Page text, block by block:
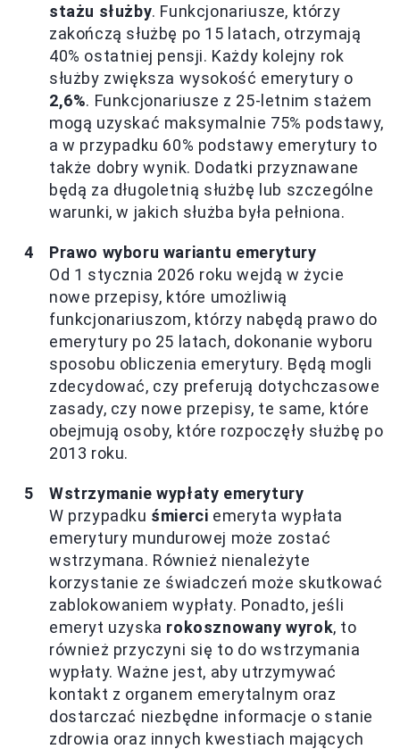
stażu służby. Funkcjonariusze, którzy
zakończą służbę po 15 latach, otrzymają
40% ostatniej pensji. Każdy kolejny rok
służby zwiększa wysokość emerytury o
2,6%. Funkcjonariusze z 25-letnim stażem
mogą uzyskać maksymalnie 75% podstawy,
a w przypadku 60% podstawy emerytury to
także dobry wynik. Dodatki przyznawane
będą za długoletnią służbę lub szczególne
warunki, w jakich służba była pełniona.
Prawo wyboru wariantu emerytury
Od 1 stycznia 2026 roku wejdą w życie
nowe przepisy, które umożliwią
funkcjonariuszom, którzy nabędą prawo do
emerytury po 25 latach, dokonanie wyboru
sposobu obliczenia emerytury. Będą mogli
zdecydować, czy preferują dotychczasowe
zasady, czy nowe przepisy, te same, które
obejmują osoby, które rozpoczęły służbę po
2013 roku.
Wstrzymanie wypłaty emerytury
W przypadku śmierci emeryta wypłata
emerytury mundurowej może zostać
wstrzymana. Również nienależyte
korzystanie ze świadczeń może skutkować
zablokowaniem wypłaty. Ponadto, jeśli
emeryt uzyska rokosznowany wyrok, to
również przyczyni się to do wstrzymania
wypłaty. Ważne jest, aby utrzymywać
kontakt z organem emerytalnym oraz
dostarczać niezbędne informacje o stanie
zdrowia oraz innych kwestiach mających